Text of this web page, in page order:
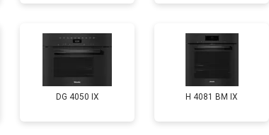
DG 4050 IX H 4081 ВМ IX